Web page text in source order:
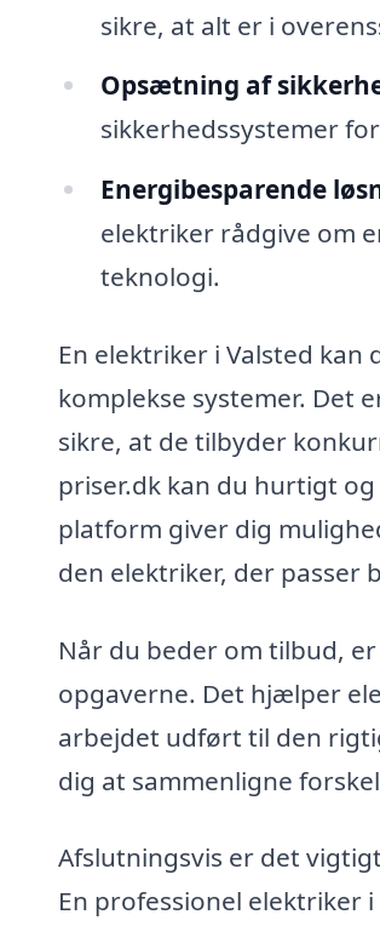
sikre, at alt er i
Opsætning af
sikkerhedssystemer
Energibesparende
elektriker rådgive om
teknologi.
En elektriker i Valsted
komplekse systemer. Det
sikre, at de tilbyder
priser.dk kan du hurtigt
platform giver dig
den elektriker, der passer
Når du beder om tilbud,
opgaverne. Det hjælper
arbejdet udført til den
dig at sammenligne
Afslutningsvis er det
En professionel elektriker